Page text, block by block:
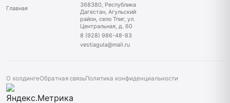
Главная
368380, Республика
Дагестан, Агульский
район, село Тпиг, ул.
Центральная, д. 60
8 (928) 986-48-83
vestiagula@mail.ru
О холдингеОбратная связьПолитика конфиденциальности